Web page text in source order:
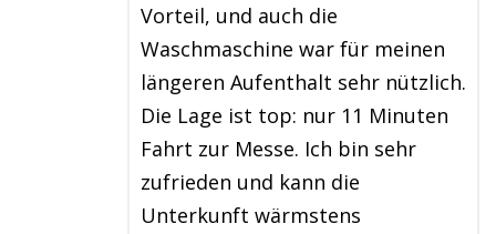
Vorteil, und auch die
Waschmaschine war für meinen
längeren Aufenthalt sehr nützlich.
Die Lage ist top: nur 11 Minuten
Fahrt zur Messe. Ich bin sehr
zufrieden und kann die
Unterkunft wärmstens